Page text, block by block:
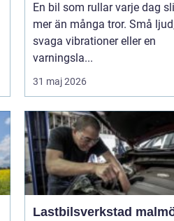
En bil som rullar varje dag
mer än många tror. Små
svaga vibrationer eller en
varningsla...
31 maj 2026
Lastbilsverkstad malmö